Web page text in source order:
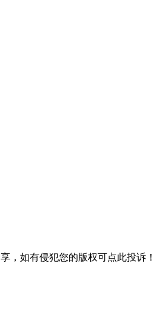
，如有侵犯您的版权可点此投诉！